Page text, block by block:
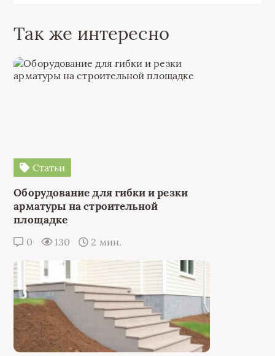
Так же интересно
Статьи
Оборудование для гибки и резки
арматуры на строительной
площадке
0 130 2 мин.